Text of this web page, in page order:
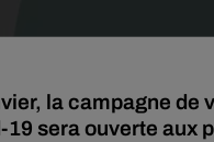
la campagne de
sera ouverte aux